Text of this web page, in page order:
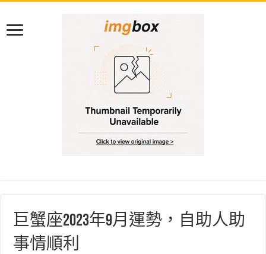
巨蟹座2023年9月運勢，自助人助
事情順利